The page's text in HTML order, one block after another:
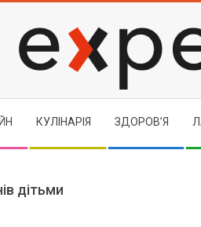
EXPERT
КУЛІНАРІЯ ЗДОРОВ’Я
дітьми